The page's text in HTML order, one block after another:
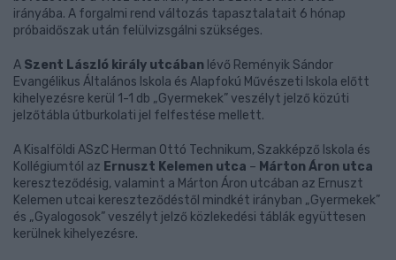
irányába. A forgalmi rend változás tapasztalatait 6 hónap
próbaidőszak után felülvizsgálni szükséges.
A Szent László király utcában lévő Reményik Sándor
Evangélikus Általános Iskola és Alapfokú Művészeti Iskola előtt
kihelyezésre kerül 1-1 db „Gyermekek” veszélyt jelző közúti
jelzőtábla útburkolati jel felfestése mellett.
A Kisalföldi ASzC Herman Ottó Technikum, Szakképző Iskola és
Kollégiumtól az Ernuszt Kelemen utca – Márton Áron utca
kereszteződésig, valamint a Márton Áron utcában az Ernuszt
Kelemen utcai kereszteződéstől mindkét irányban „Gyermekek”
és „Gyalogosok” veszélyt jelző közlekedési táblák együttesen
kerülnek kihelyezésre.